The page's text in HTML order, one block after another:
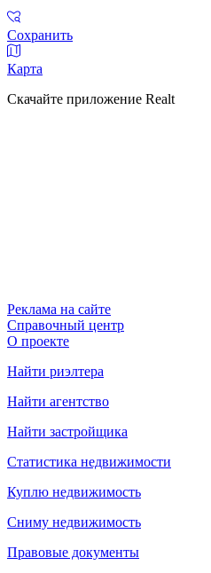
Сохранить
Карта
Скачайте приложение Realt
Реклама на сайте
Справочный центр
О проекте
Найти риэлтера
Найти агентство
Найти застройщика
Статистика недвижимости
Куплю недвижимость
Сниму недвижимость
Правовые документы